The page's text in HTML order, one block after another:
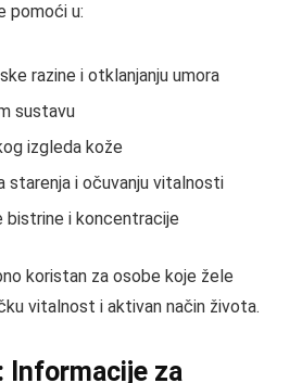
pomoći u:
razine i otklanjanju umora
sustavu
izgleda kože
starenja i očuvanju vitalnosti
bistrine i koncentracije
koristan za osobe koje žele
vitalnost i aktivan način života.
Informacije za